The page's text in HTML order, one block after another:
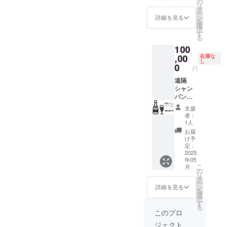
わるリ
なので
20歳未
リター
ンを選
択でき
ませ
ん。」
sound
キープ
概要～
プは定
数がご
ざいま
す。定
数を割
らない
限り新
規ボト
ルキー
プ権は
発生し
ませ
ん。 ・
初回ボ
トル
キープ
から1年
間ご利
用のな
は失効
いたし
お伺い
させて
sound
の
トから
遠隔
シャン
パン抜
栓ライ
ブ配信
をさせ
ていた
だく予
定で
す。 ラ
イブ配
信ご希
望でな
い方は
お申し
付けく
ださ
時には
メール
謝の気
持ちを
込め
て、お
画メッ
セージ
をお送
りしま
す。
オープ
ン後、
店舗に
お越し
いただ
いて一
緒に乾
杯する
のも
OK。
green
sound
の
Instagr
amのア
カウン
トから
詳細を見る
リ
タ
ー
ン
を
選
択
す
る
100
,00
0 円
在庫な
し
遠隔
シャン
パン
（アル
マンド
ゴール
ド）
【お礼
のメッ
セー
ジ】 感
謝の気
持ちを
込め
て、お
礼の動
画メッ
セージ
支援
者：
1人
お届
け予
定：
2025
年05
月
詳細を見る
こ
の
リ
タ
ー
ン
を
選
択
す
る
このプロ
ジェクト